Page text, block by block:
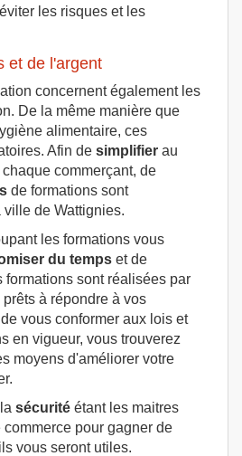
les risques et les
et de l'argent
concernent également les
De la même manière que
alimentaire, ces
Afin de simplifier au
commerçant, de
de formations sont
de Wattignies.
les formations vous
du temps et de
formations sont réalisées par
à répondre à vos
vous conformer aux lois et
en vigueur, vous trouverez
moyens d'améliorer votre
sécurité étant les maitres
commerce pour gagner de
vous seront utiles.